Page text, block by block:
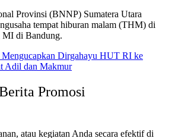
Provinsi (BNNP) Sumatera Utara
tempat hiburan malam (THM) di
MI di Bandung.
Promosi
atau kegiatan Anda secara efektif di